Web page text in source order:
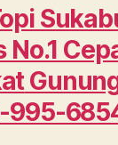
995-